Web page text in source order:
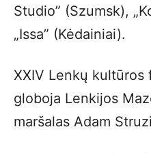
Studio” (Szumsk),
„Issa” (Kėdainiai).
XXIV Lenkų kultūros
globoja Lenkijos
maršalas Adam